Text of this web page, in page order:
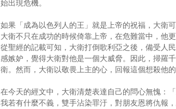
始出現危機。
如果「成為以色列人的王」就是上帝的祝福，大衛
大衛不只在成功的時候倚靠上帝，在危難當中，他更
從聖經的記載可知，大衛打倒歌利亞之後，備受人
感嫉妒，覺得大衛對他是一個大威脅。因此，掃羅
衛。然而，大衛以敬畏上主的心，回報這個想殺他的
在今天的經文中，大衛清楚表達自己的問心無愧：
我若有什麼不義，雙手沾染罪汙，對朋友恩將仇報